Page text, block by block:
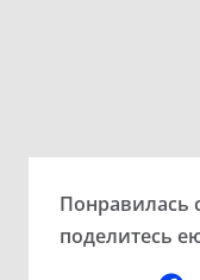
Понравилась
поделитесь